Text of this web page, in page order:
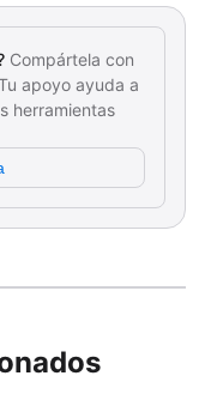
Compártela con
apoyo ayuda a
herramientas